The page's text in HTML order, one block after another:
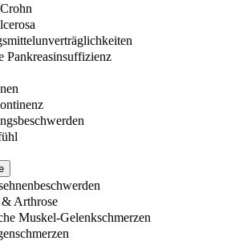
Pankreasinsuffizienz
Arthrose
Muskel-Gelenkschmerzen